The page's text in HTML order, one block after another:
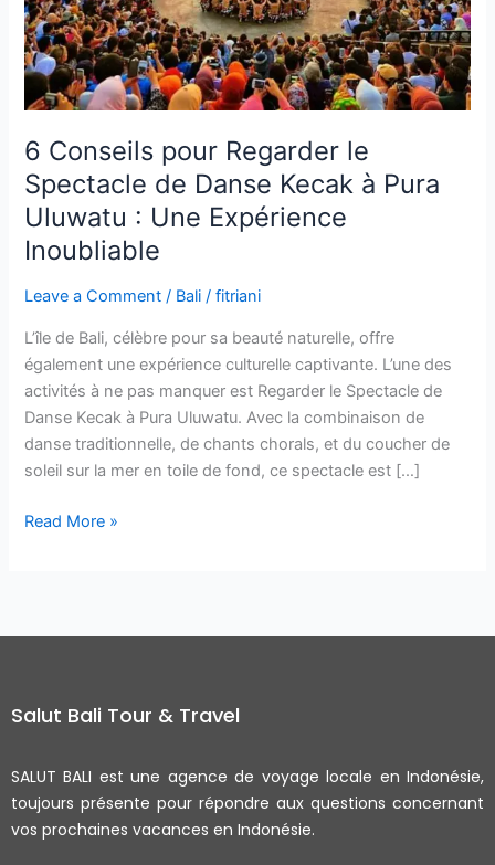
6 Conseils pour Regarder le
Spectacle de Danse Kecak à Pura
Uluwatu : Une Expérience
Inoubliable
Leave a Comment / Bali /fitriani
L’île de Bali, célèbre pour sa beauté naturelle, offre
également une expérience culturelle captivante. L’une des
activités à ne pas manquer est Regarder le Spectacle de
Danse Kecak à Pura Uluwatu. Avec la combinaison de
danse traditionnelle, de chants chorals, et du coucher de
soleil sur la mer en toile de fond, ce spectacle est […]
Danse
Kecak
à
Pura
Uluwatu
:
Une
Expérience
Inoubliable
Read More »
Salut Bali Tour & Travel
SALUT BALI est une agence de voyage locale en Indonésie,
toujours présente pour répondre aux questions concernant
vos prochaines vacances en Indonésie.